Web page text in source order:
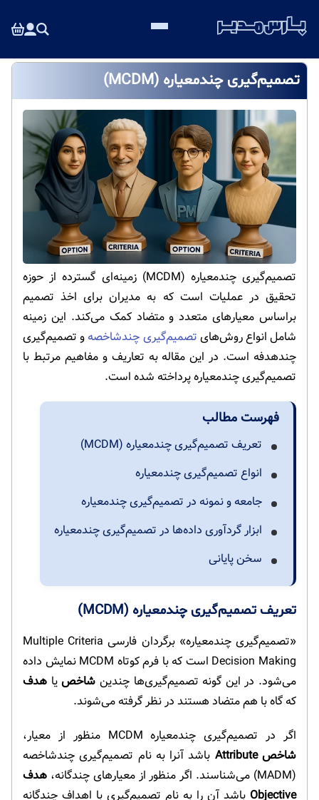
تصمیم‌گیری چندمعیاره (MCDM)
تصمیم‌گیری چندمعیاره (MCDM) زمینه‌ای گسترده از حوزه
تحقیق در عملیات است که به مدیران برای اخذ تصمیم
براساس معیارهای متعدد و متضاد کمک می‌کند. این زمینه
شامل انواع روش‌های تصمیم‌گیری چندشاخصه و تصمیم‌گیری
چندهدفه است. در این مقاله به تعاریف و مفاهیم مرتبط با
تصمیم‌گیری چندمعیاره پرداخته شده است.
فهرست مطالب
تعریف تصمیم‌گیری چندمعیاره (MCDM)
انواع تصمیم‌گیری چندمعیاره
جامعه و نمونه در تصمیم‌گیری چندمعیاره
ابزار گردآوری داده‌ها در تصمیم‌گیری چندمعیاره
سخن پایانی
تعریف تصمیم‌گیری چندمعیاره (MCDM)
«تصمیم‌گیری چندمعیاره» برگردان فارسی Multiple Criteria
Decision Making است که با فرم کوتاه MCDM نمایش داده
می‌شود. در این گونه تصمیم‌گیری‌ها چندین شاخصیا هدف
که گاه با هم متضاد هستند در نظر گرفته می‌شوند.
اگر در تصمیم‌گیری چندمعیاره MCDM منظور از معیار،
شاخص Attribute
باشد آنرا به نام تصمیم‌گیری چندشاخصه
(MADM) می‌شناسند. اگر منظور از معیارهای چندگانه،
هدف
Objective باشد آن را به نام تصمیم‌گیری با اهداف چندگانه